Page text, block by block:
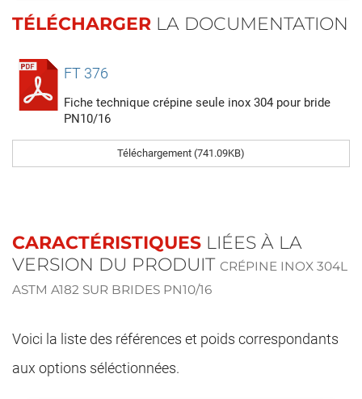
TÉLÉCHARGER LA DOCUMENTATION
FT 376
Fiche technique crépine seule inox 304 pour bride
PN10/16
Téléchargement (741.09KB)
CARACTÉRISTIQUES LIÉES À LA
VERSION DU PRODUIT CRÉPINE INOX 304L
ASTM A182 SUR BRIDES PN10/16
Voici la liste des références et poids correspondants
aux options séléctionnées.